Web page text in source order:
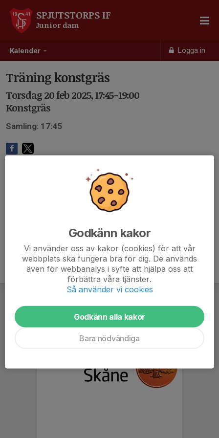
Kalender Logga in
SPJUTSTORPS IF
Junior dam
Träning konstgräs
Torsdag 20 feb 2025, 17:45-19:00
Konstgräs
Samling: 17:45
Godkänn kakor
Vi använder oss av kakor (cookies) för att vår
webbplats ska fungera bra för dig. De används
även för webbanalys i syfte att hjälpa oss att
förbättra våra tjänster.
Så använder vi cookies
Godkänn alla kakor
Bara nödvändiga